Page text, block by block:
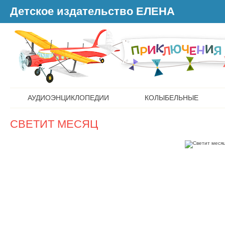
Детское издательство ЕЛЕНА
АУДИОЭНЦИКЛОПЕДИИ КОЛЫБЕЛЬНЫЕ
СВЕТИТ МЕСЯЦ